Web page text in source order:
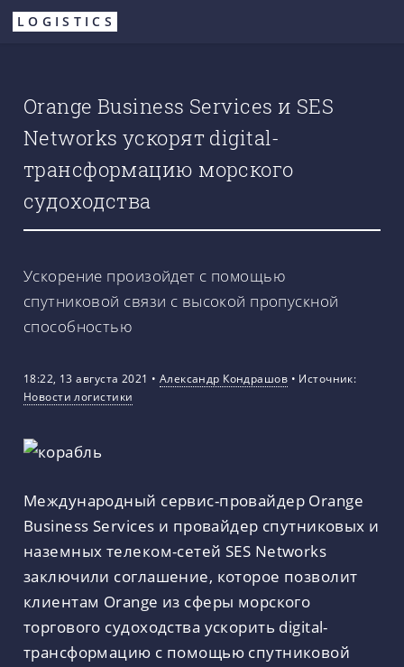
Перейти
LOGISTICS
Orange Business Services и SES
Networks ускорят digital-
трансформацию морского
судоходства
Ускорение произойдет с помощью
спутниковой связи с высокой пропускной
способностью
18:22, 13 августа 2021 • Александр Кондрашов • Источник:
Новости логистики
Международный сервис-провайдер Orange
Business Services и провайдер спутниковых и
наземных телеком-сетей SES Networks
заключили соглашение, которое позволит
клиентам Orange из сферы морского
торгового судоходства ускорить digital-
трансформацию с помощью спутниковой